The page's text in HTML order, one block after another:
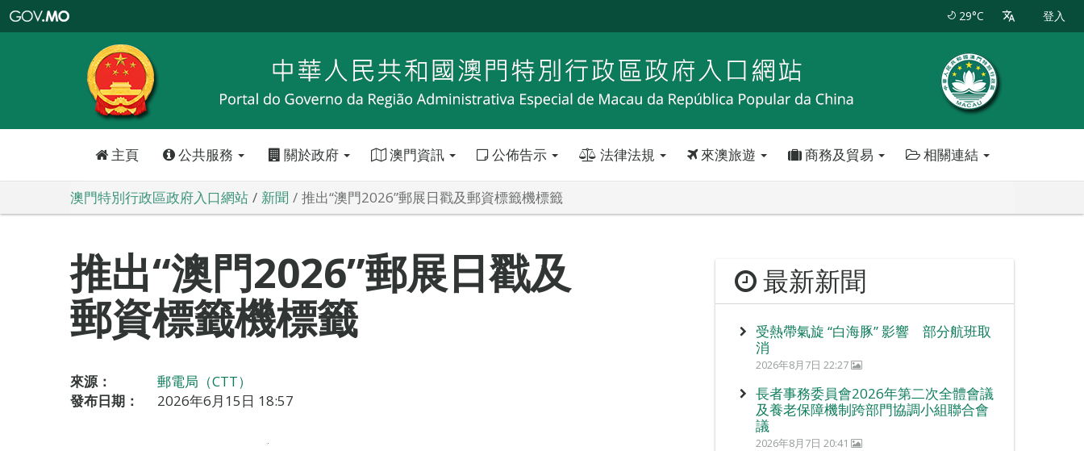
特
政
區
政
口
29°C 登入
主頁 公共服務 關於政府 澳門資訊 公佈告示 法律法規 來澳旅遊 商務及貿易 相關連結
澳門特別行政區政府入口網站 新聞 推出“澳門2026”郵展日戳及郵資標籤機標籤
推出“澳門2026”郵展日戳及
郵資標籤機標籤
來源：
郵電局（CTT）
發布日期：
2026年6月15日 18:57
最新新聞
受熱帶氣旋 “白海豚” 影響 部分航班取
消
2026年8月7日 22:27
長者事務委員會2026年第二次全體會議
及養老保障機制跨部門協調小組聯合會
議
2026年8月7日 20:41